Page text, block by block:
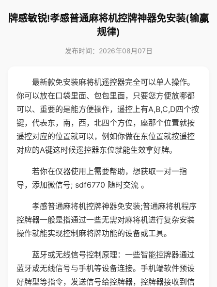
牌感敏锐!孝感普通麻将机控牌神器免安装(输赢
规律)
发布时间：2026年08月07日
最新款免安装麻将机遥控器完全可以单人操作。
你可以放在口袋里面、包包里面，只要您方便放哪都
可以、重要的是能方便操作，遥控上有A,B,C,D四个按
键，代表东，南，西，北四个方位，座那个位置就按
遥控对应的位置就可以，例如你做在东位置就按遥控
对应的A键这时候遥控器东位就能生效拿好牌。
若你在仪器使用上需要帮助，想获取一对一指
导，添加微信号; sdf6770 随时交流 。
孝感普通麻将机控牌神器免安装;普通麻将机程序
控牌器一般是指通过一些无需对麻将机进行复杂安装
操作就能实现控制麻将牌功能的设备或工具。
蓝牙或无线信号控制原理：一些智能控牌器通过
蓝牙或无线信号与手机等设备连接。手机端软件预设
好牌型等指令，发送信号给控牌器，控牌器接收到信